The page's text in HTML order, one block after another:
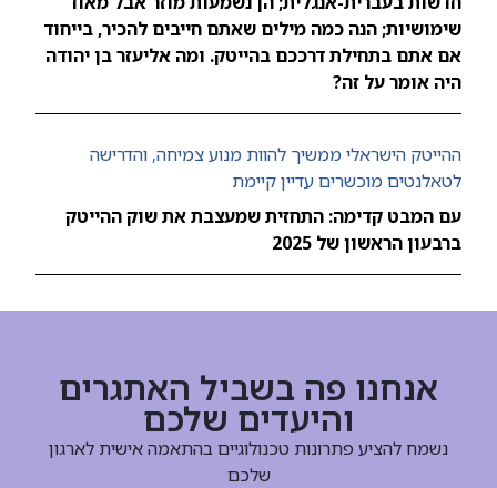
שימושיות; הנה כמה מילים שאתם חייבים להכיר, בייחוד
אם אתם בתחילת דרככם בהייטק. ומה אליעזר בן יהודה
היה אומר על זה?
ההייטק הישראלי ממשיך להוות מנוע צמיחה, והדרישה
לטאלנטים מוכשרים עדיין קיימת
עם המבט קדימה: התחזית שמעצבת את שוק ההייטק
ברבעון הראשון של 2025
אנחנו פה בשביל האתגרים
והיעדים שלכם
נשמח להציע פתרונות טכנולוגיים בהתאמה אישית לארגון
שלכם